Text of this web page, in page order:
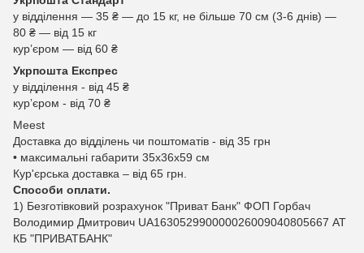
у відділення — 35 ₴ — до 15 кг, не більше 70 см (3-6 днів) —
80 ₴ — від 15 кг
курʼєром — від 60 ₴
Укрпошта Експрес
у відділення - від 45 ₴
курʼєром - від 70 ₴
Meest
Доставка до відділень чи поштоматів - від 35 грн
• максимальні габарити 35x36x59 см
Кур'єрська доставка – від 65 грн.
Способи оплати.
1) Безготівковий розрахунок "Приват Банк" ФОП Горбач
Володимир Дмитрович UA163052990000026009040805667 АТ
КБ "ПРИВАТБАНК"